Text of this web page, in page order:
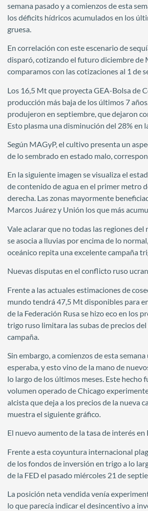
semana pasado y a comienzos de esta
los déficits hídricos acumulados en los
gruesa.
En correlación con este escenario de
disparó, cotizando el futuro diciembre de
comparamos con las cotizaciones al 1 de
Los 16,5 Mt que proyecta GEA-Bolsa de
producción más baja de los últimos 7
produjeron en septiembre, que dejaron
Esto plasma una disminución del 28% en
Según MAGyP, el cultivo presenta un
de lo sembrado en estado malo,
En la siguiente imagen se visualiza el
de contenido de agua en el primer metro
derecha. Las zonas mayormente
Marcos Juárez y Unión los que más
Vale aclarar que no todas las regiones
se asocia a lluvias por encima de lo
oceánico repita una excelente campaña
Nuevas disputas en el conflicto ruso
Frente a las actuales estimaciones de
mundo tendrá 47,5 Mt disponibles para
de la Federación Rusa se hizo eco en los
trigo ruso limitara las subas de precios
campaña.
Sin embargo, a comienzos de esta
esperaba, y esto vino de la mano de
lo largo de los últimos meses. Este
volumen operado de Chicago
alcista que deja a los precios de la nueva
muestra el siguiente gráfico.
El nuevo aumento de la tasa de interés
Frente a esta coyuntura internacional
de los fondos de inversión en trigo a lo
de la FED el pasado miércoles 21 de
La posición neta vendida venía
lo que parecía indicar el desincentivo a